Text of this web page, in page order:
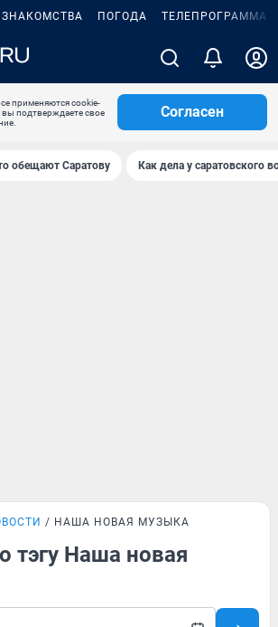
ЗНАКОМСТВА ПОГОДА ТЕЛЕПРОГРАММА
применяются cookie-
вы подтверждаете свое
Согласен
обещают Саратову Как дела у саратовского
НАША НОВАЯ МУЗЫКА
тэгу Наша новая